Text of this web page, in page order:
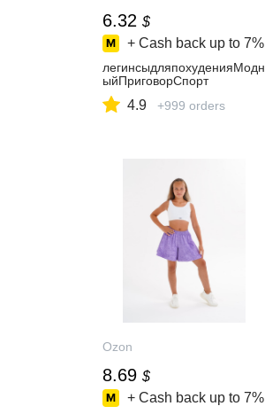
6.32 $
+ Cash back up to 7%
легинсыдляпохуденияМодн
ыйПриговорСпорт
4.9 +999 orders
Ozon
8.69 $
+ Cash back up to 7%